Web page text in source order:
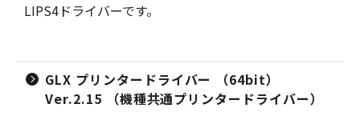
LIPS4ドライバーです。
GLX プリンタードライバー （64bit）
Ver.2.15 （機種共通プリンタードライバー）